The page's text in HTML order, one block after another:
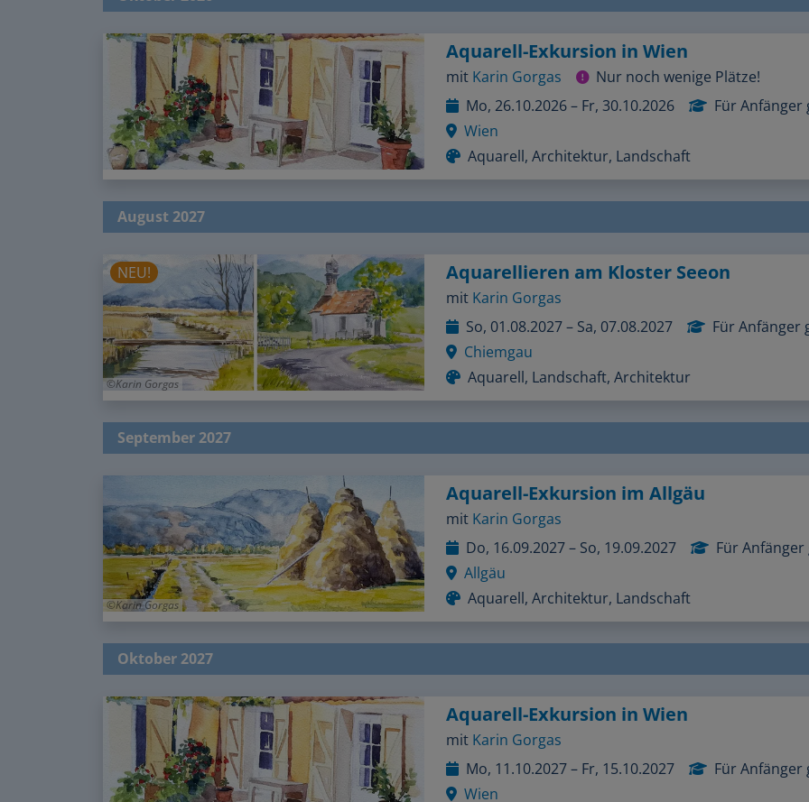
Aquarell-Exkursion in Wien
mit Karin Gorgas
Nur noch wenige Plätze!
Mo, 26.10.2026 – Fr, 30.10.2026
Für Anfänger
Wien
Aquarell, Architektur, Landschaft
August 2027
Karin Gorgas
NEU! Aquarellieren am Kloster Seeon
mit Karin Gorgas
So, 01.08.2027 – Sa, 07.08.2027
Für Anfänger
Chiemgau
Aquarell, Landschaft, Architektur
September 2027
Karin Gorgas
Aquarell-Exkursion im Allgäu
mit Karin Gorgas
Do, 16.09.2027 – So, 19.09.2027
Für
Allgäu
Aquarell, Architektur, Landschaft
Oktober 2027
Aquarell-Exkursion in Wien
mit Karin Gorgas
Mo, 11.10.2027 – Fr, 15.10.2027
Für Anfänger
Wien